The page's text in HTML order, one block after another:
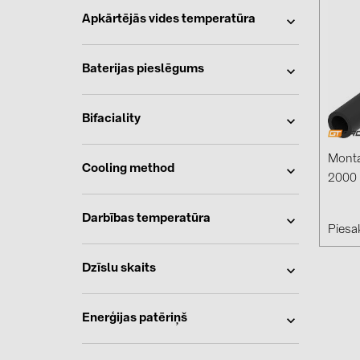
Apkārtējās vides temperatūra
Baterijas pieslēgums
Bifaciality
Cooling method
Darbības temperatūra
Dzīslu skaits
Enerģijas patēriņš
2000